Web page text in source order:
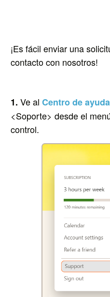
¡Es fácil enviar una
contacto con nosotros!
1.Ve alCentro de ayuda
<Soporte> desde el
control.